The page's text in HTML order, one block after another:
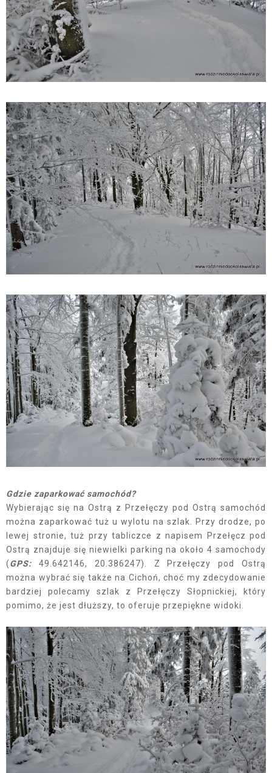
Gdzie zaparkować samochód?
Wybierając się na Ostrą z Przełęczy pod Ostrą samochód
można zaparkować tuż u wylotu na szlak. Przy drodze, po
lewej stronie, tuż przy tabliczce z napisem Przełęcz pod
Ostrą znajduje się niewielki parking na około 4 samochody
(GPS: 49.642146, 20.386247). Z Przełęczy pod Ostrą
można wybrać się także na Cichoń, choć my zdecydowanie
bardziej polecamy szlak z Przełęczy Słopnickiej, który
pomimo, że jest dłuższy, to oferuje przepiękne widoki.